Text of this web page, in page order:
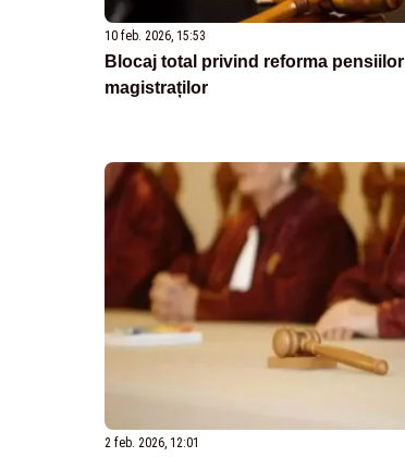
10 feb. 2026, 15:53
Blocaj total privind reforma pensiilor
magistraților
2 feb. 2026, 12:01